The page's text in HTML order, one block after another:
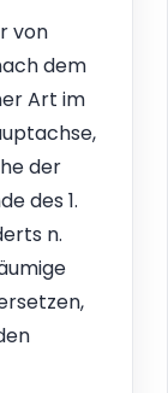
von
dem
Art im
der
des 1.
n.